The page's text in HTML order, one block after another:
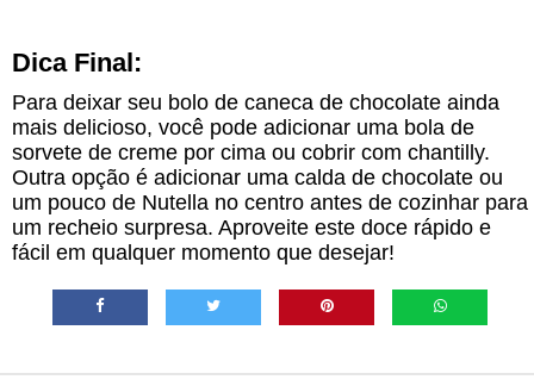
Dica Final:
Para deixar seu bolo de caneca de chocolate ainda
mais delicioso, você pode adicionar uma bola de
sorvete de creme por cima ou cobrir com chantilly.
Outra opção é adicionar uma calda de chocolate ou
um pouco de Nutella no centro antes de cozinhar para
um recheio surpresa. Aproveite este doce rápido e
fácil em qualquer momento que desejar!